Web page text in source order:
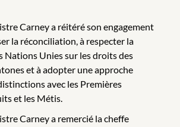
Carney a réitéré son engagement
la réconciliation, à respecter la
Nations Unies sur les droits des
et à adopter une approche
avec les Premières
et les Métis.
Carney a remercié la cheffe